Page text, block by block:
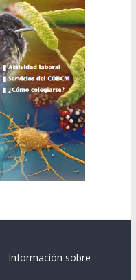
– Información sobre